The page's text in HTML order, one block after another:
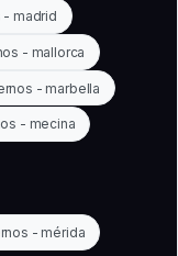
madrid
- mallorca
- marbella
- mecina
- mérida